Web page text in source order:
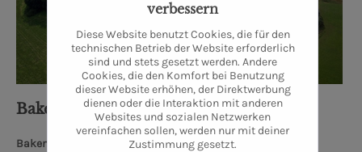
Bakenhus Biofleisch GmbH
Bakenhuser Esch 8, 26197 Großenkneten
verbessern
Diese Website benutzt Cookies, die für den
technischen Betrieb der Website erforderlich
sind und stets gesetzt werden. Andere
Cookies, die den Komfort bei Benutzung
dieser Website erhöhen, der Direktwerbung
dienen oder die Interaktion mit anderen
Websites und sozialen Netzwerken
vereinfachen sollen, werden nur mit deiner
Zustimmung gesetzt.